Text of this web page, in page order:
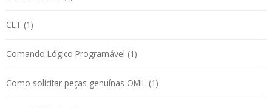
CLT (1)
Comando Lógico Programável (1)
Como solicitar peças genuínas OMIL (1)